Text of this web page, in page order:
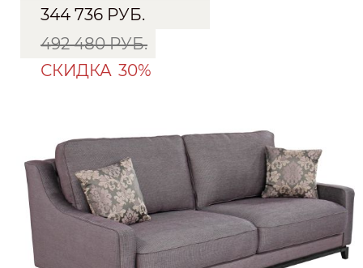
344 736 РУБ.
492 480 РУБ.
СКИДКА 30%